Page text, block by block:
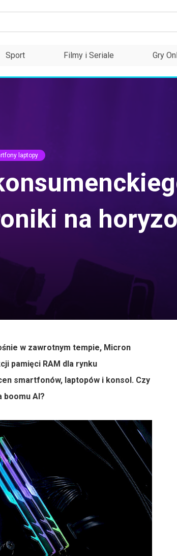
Sport Filmy i Seriale Gry
laptopy
na
w zawrotnym tempie, Micron
pamięci RAM dla rynku
smartfonów, laptopów i konsol. Czy
AI?